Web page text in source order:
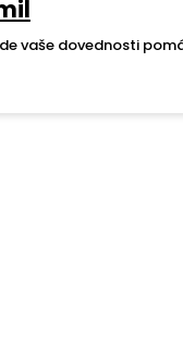
vaše dovednosti